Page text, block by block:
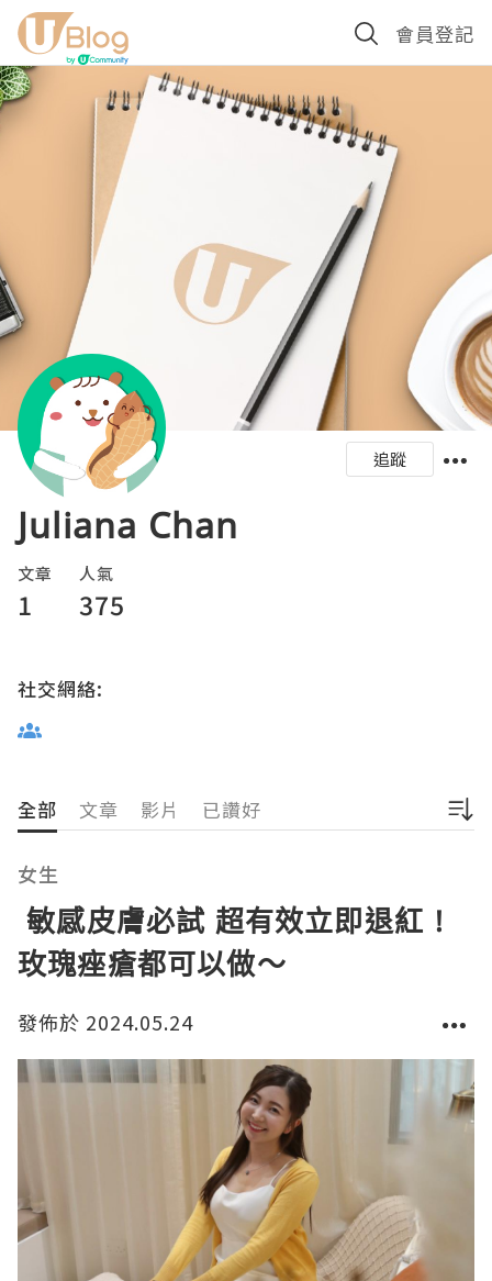
會員登記
追蹤
Juliana Chan
文章
1
人氣
375
社交網絡:
全部 文章 影片 已讚好
女生
敏感皮膚必試 超有效立即退紅 !
玫瑰痤瘡都可以做～
發佈於 2024.05.24